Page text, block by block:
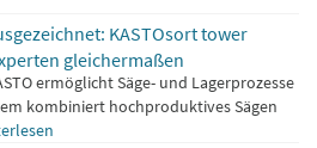
KASTOsort tower
gleichermaßen
ermöglicht Säge- und Lagerprozesse
kombiniert hochproduktives Sägen